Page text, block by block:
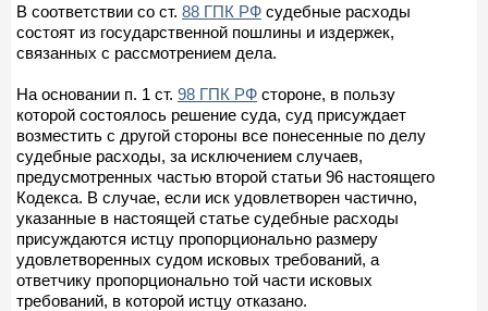
В соответствии со ст. 88 ГПК РФ судебные расходы
состоят из государственной пошлины и издержек,
связанных с рассмотрением дела.
На основании п. 1 ст. 98 ГПК РФ стороне, в пользу
которой состоялось решение суда, суд присуждает
возместить с другой стороны все понесенные по делу
судебные расходы, за исключением случаев,
предусмотренных частью второй статьи 96 настоящего
Кодекса. В случае, если иск удовлетворен частично,
указанные в настоящей статье судебные расходы
присуждаются истцу пропорционально размеру
удовлетворенных судом исковых требований, а
ответчику пропорционально той части исковых
требований, в которой истцу отказано.